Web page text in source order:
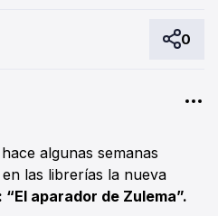
0
algunas semanas
las librerías la nueva
“El aparador de Zulema”.